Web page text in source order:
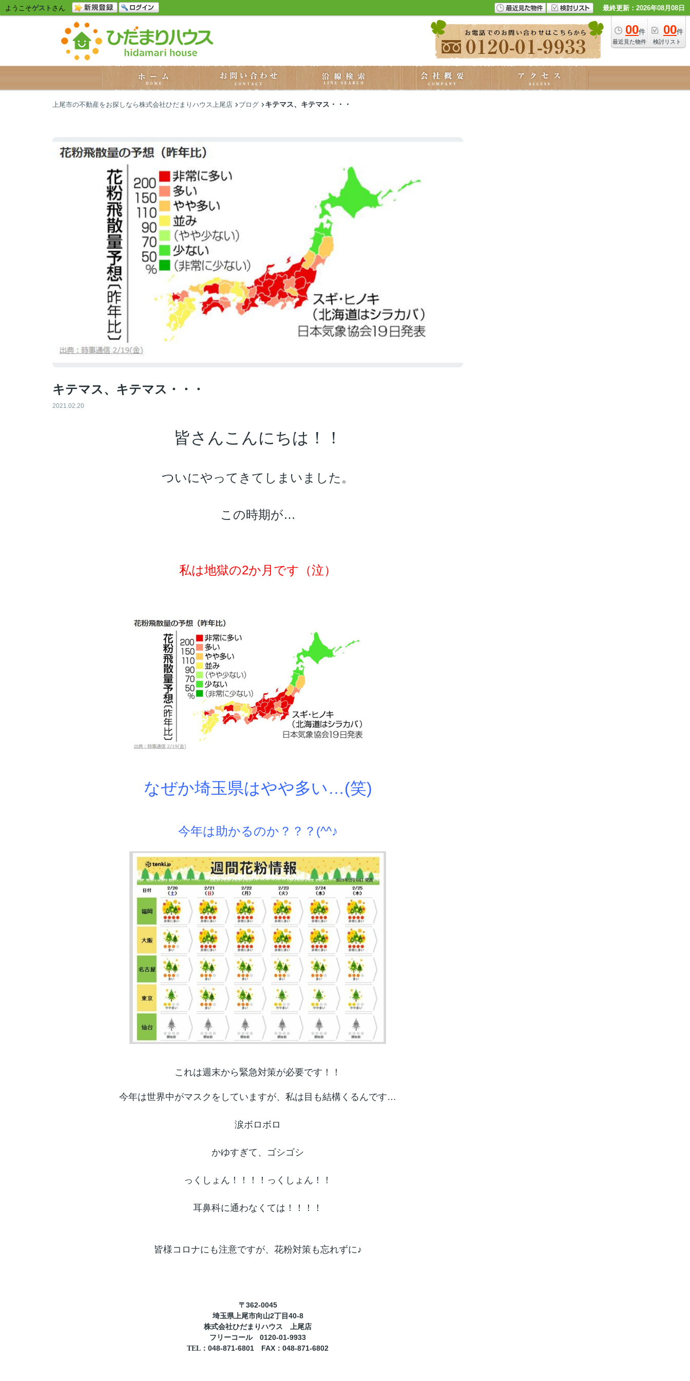
ようこそゲスト さん 最終更新：2026年08月08日
00件
最近見た物件
00件
検討リスト
上尾市の不動産をお探しなら株式会社ひだまりハウス上尾店 ブログ キテマス、キテマス・・・
キテマス、キテマス・・・
2021.02.20
皆さんこんにちは！！
ついにやってきてしまいました。
この時期が…
私は地獄の2か月です（泣）
なぜか埼玉県はやや多い…(笑)
今年は助かるのか？？？(^^♪
これは週末から緊急対策が必要です！！
今年は世界中がマスクをしていますが、私は目も結構くるんです…
涙ボロボロ
かゆすぎて、ゴシゴシ
っくしょん！！！！っくしょん！！
耳鼻科に通わなくては！！！！
皆様コロナにも注意ですが、花粉対策も忘れずに♪
〒 362-0045
埼玉県上尾市向山2丁目 40-8
株式会社ひだまりハウス 上尾店
フリーコール 0120-01-9933
TEL ： 048-871-6801 FAX ： 048-871-6802